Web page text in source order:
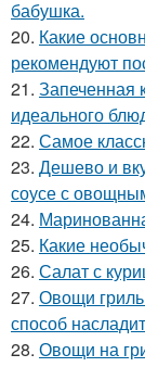
бабушка.
20. Какие
рекомендуют
21. Запеченная
идеального
22. Самое
23. Дешево и
соусе с
24.
25. Какие
26. Салат с
27. Овощи
способ
28. Овощи на